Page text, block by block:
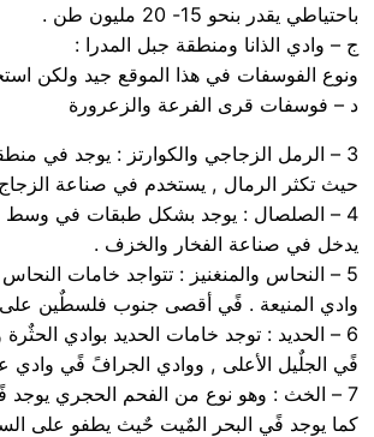
باحتياطي يقدر بنحو 15- 20 مليون طن .
ج – وادي الذانا ومنطقة جبل المدرا :
ونوع الفوسفات في هذا الموقع جيد ولكن
د – فوسفات قرى الفرعة والزعرورة
3 – الرمل الزجاجي والكوارتز : يوجد في
حيث تكثر الرمال , يستخدم في صناعة
4 – الصلصال : يوجد بشكل طبقات في وسط
يدخل في صناعة الفخار والخزف .
5 – النحاس والمنغنيز : تتواجد خامات
وادي المنيعة . فًي أقصى جنوب فلسطٌين على
6 – الحديد : توجد خامات الحديد بوادي
فًي الجلٌيل الأعلى , ووادي الجرافً فًي وادي
7 – الخث : وهو نوع من الفحم الحجري
كما يوجد فًي البحر المٌيت حٌيث يطفو على